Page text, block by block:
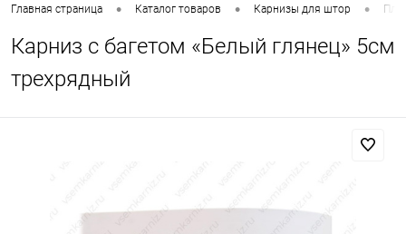
Главная страница • Каталог товаров • Карнизы для штор •
Карниз с багетом «Белый глянец» 5см
трехрядный